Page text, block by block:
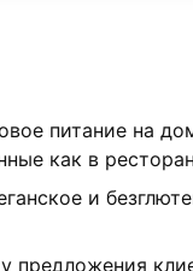
питание на
как в
и
предложения